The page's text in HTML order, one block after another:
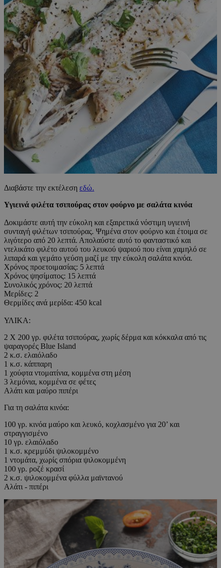
Διαβάστε την εκτέλεση εδώ.
Υγιεινά φιλέτα τσιπούρας στον φούρνο με σαλάτα κινόα
Δοκιμάστε αυτή την εύκολη και εξαιρετικά νόστιμη υγιεινή
συνταγή φιλέτων τσιπούρας. Ψημένα στον φούρνο και έτοιμα σε
λιγότερο από 20 λεπτά. Απολαύστε αυτό το φανταστικό και
ντελικάτο φιλέτο αυτού του λευκού ψαριού που είναι χαμηλό σε
λιπαρά και γεμάτο γεύση μαζί με την εύκολη σαλάτα κινόα.
Χρόνος προετοιμασίας: 5 λεπτά
Χρόνος ψησίματος: 15 λεπτά
Συνολικός χρόνος: 20 λεπτά
Μερίδες: 2
Θερμίδες ανά μερίδα: 450 kcal
ΥΛΙΚΑ:
2 Χ 200 γρ. φιλέτα τσιπούρας, χωρίς δέρμα και κόκκαλα από τις
ψαραγορές Blue Island
2 κ.σ. ελαιόλαδο
1 κ.σ. κάππαρη
1 χούφτα ντοματίνια, κομμένα στη μέση
3 λεμόνια, κομμένα σε φέτες
Αλάτι και μαύρο πιπέρι
Για τη σαλάτα κινόα:
100 γρ. κινόα μαύρο και λευκό, κοχλασμένο για 20’ και
στραγγισμένο
10 γρ. ελαιόλαδο
1 κ.σ. κρεμμύδι ψιλοκομμένο
1 ντομάτα, χωρίς σπόρια ψιλοκομμένη
100 γρ. ροζέ κρασί
2 κ.σ. ψιλοκομμένα φύλλα μαϊντανού
Αλάτι - πιπέρι